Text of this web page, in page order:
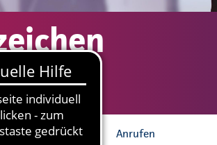
Färber
Angebotsanfrage Anrufen